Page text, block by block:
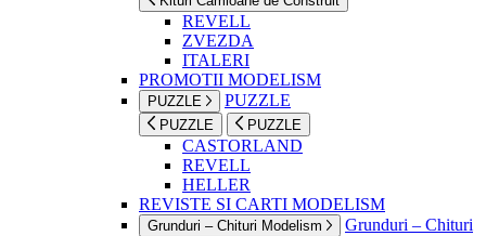
REVELL
ZVEZDA
ITALERI
PROMOTII MODELISM
PUZZLE PUZZLE
PUZZLE PUZZLE
CASTORLAND
REVELL
HELLER
REVISTE SI CARTI MODELISM
Grunduri – Chituri Modelism
Grunduri – Chituri